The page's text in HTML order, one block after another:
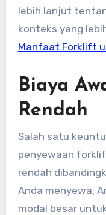
lebih lanjut
konteks yang
Manfaat Forklift
Biaya
Rendah
Salah satu
penyewaan
rendah
Anda menyewa,
modal besar